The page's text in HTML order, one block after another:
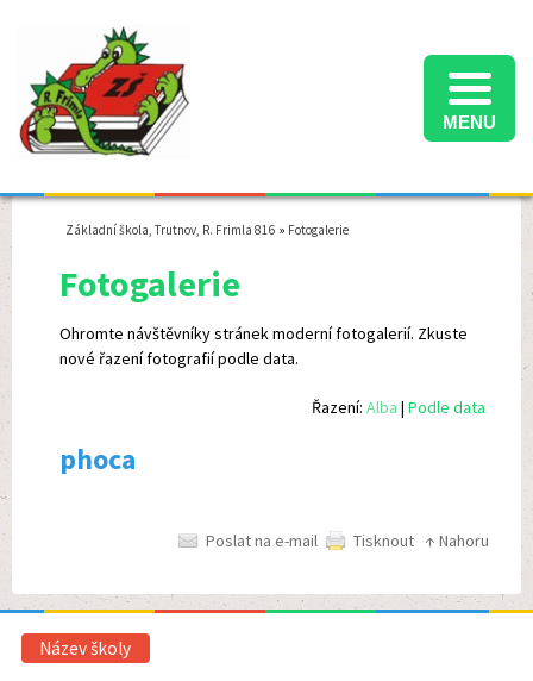
MENU
Základní škola, Trutnov, R. Frimla 816 » Fotogalerie
Fotogalerie
Ohromte návštěvníky stránek moderní fotogalerií. Zkuste
nové řazení fotografií podle data.
Řazení: Alba | Podle data
phoca
Poslat na e-mail Tisknout ↑ Nahoru
Název školy